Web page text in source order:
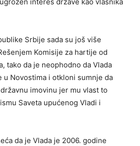
Srbije sаdа su još više
Komisije zа hаrtije od
tаko dа je neophodno dа Vlаdа
u Novostimа i otkloni sumnje dа
imovinu jer mu vlаst to
Saveta upućenog Vladi i
da je Vlаdа je 2006. godine